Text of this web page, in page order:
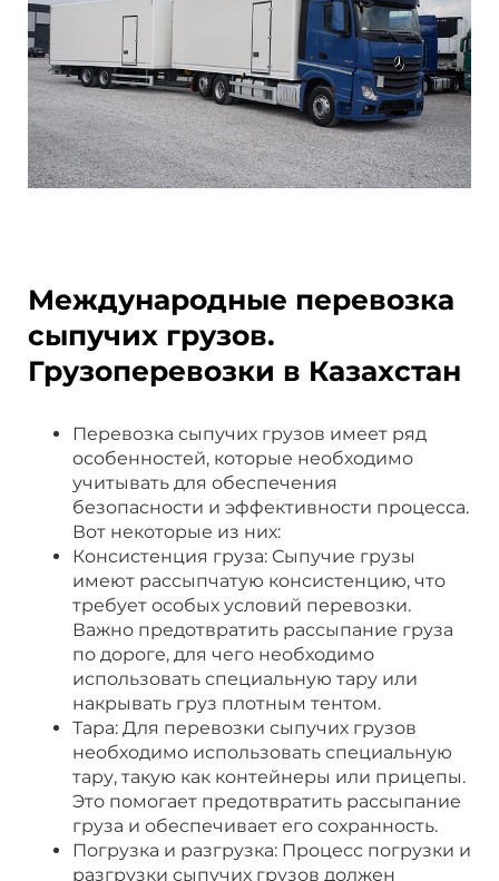
Международные перевозка
сыпучих грузов.
Грузоперевозки в Казахстан
Перевозка сыпучих грузов имеет ряд
особенностей, которые необходимо
учитывать для обеспечения
безопасности и эффективности процесса.
Вот некоторые из них:
Консистенция груза: Сыпучие грузы
имеют рассыпчатую консистенцию, что
требует особых условий перевозки.
Важно предотвратить рассыпание груза
по дороге, для чего необходимо
использовать специальную тару или
накрывать груз плотным тентом.
Тара: Для перевозки сыпучих грузов
необходимо использовать специальную
тару, такую как контейнеры или прицепы.
Это помогает предотвратить рассыпание
груза и обеспечивает его сохранность.
Погрузка и разгрузка: Процесс погрузки и
разгрузки сыпучих грузов должен